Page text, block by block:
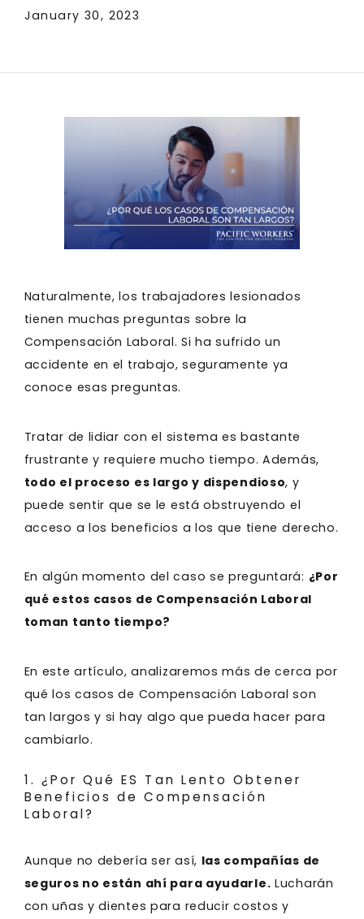
January 30, 2023
Naturalmente, los trabajadores lesionados
tienen muchas preguntas sobre la
Compensación Laboral. Si ha sufrido un
accidente en el trabajo, seguramente ya
conoce esas preguntas.
Tratar de lidiar con el sistema es bastante
frustrante y requiere mucho tiempo. Además,
todo el proceso es largo y dispendioso, y
puede sentir que se le está obstruyendo el
acceso a los beneficios a los que tiene derecho.
En algún momento del caso se preguntará: ¿Por
qué estos casos de Compensación Laboral
toman tanto tiempo?
En este artículo, analizaremos más de cerca por
qué los casos de Compensación Laboral son
tan largos y si hay algo que pueda hacer para
cambiarlo.
1. ¿Por Qué ES Tan Lento Obtener
Beneficios de Compensación
Laboral?
Aunque no debería ser así, las compañías de
seguros no están ahí para ayudarle. Lucharán
con uñas y dientes para reducir costos y